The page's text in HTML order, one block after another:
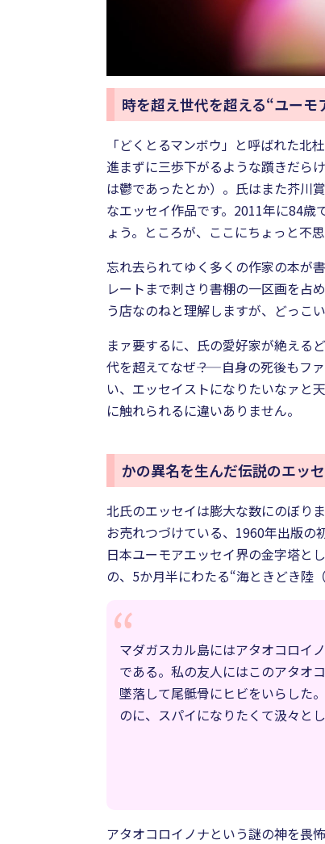
時を超え世代を超える“ユーモ
「どくとるマンボウ」と呼ばれた北
進まずに三歩下がるような躓きだら
は鬱であったとか）。氏はまた芥川
なエッセイ作品です。2011年に84
ょう。ところが、ここにちょっと不
忘れ去られてゆく多くの作家の本が
レートまで刺さり書棚の一区画を占
う店なのねと理解しますが、どっこ
まァ要するに、氏の愛好家が絶える
代を超えてなぜ――？ 自身の死後もフ
い、エッセイストになりたいなァと
に触れられるに違いありません。
かの異名を生んだ伝説のエッ
北氏のエッセイは膨大な数にのぼり
お売れつづけている、1960年出版の
日本ユーモアエッセイ界の金字塔と
の、5か月半にわたる“海ときどき陸
マダガスカル島にはアタオコロイ
である。私の友人にはこのアタオ
墜落して尾骶骨にヒビをいらした
のに、スパイになりたくて汲々と
アタオコロイノナという謎の神を畏